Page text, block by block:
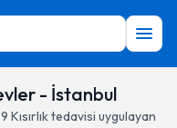
- İstanbul
9 Kısırlık tedavisi uygulayan